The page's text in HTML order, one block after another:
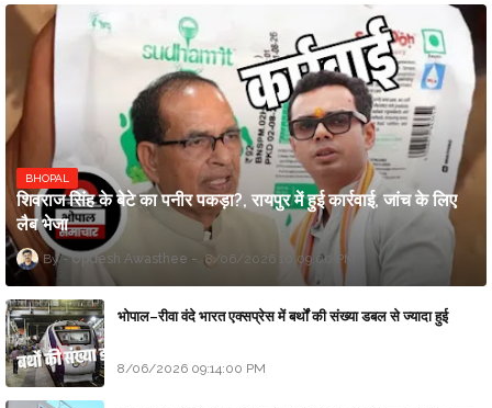
BHOPAL
शिवराज सिंह के बेटे का पनीर पकड़ा?, रायपुर में हुई कार्रवाई, जांच के लिए
लैब भेजा
Updesh Awasthee 8/06/2026 10:09:00 PM
भोपाल–रीवा वंदे भारत एक्सप्रेस में बर्थों की संख्या डबल से ज्यादा हुई
8/06/2026 09:14:00 PM